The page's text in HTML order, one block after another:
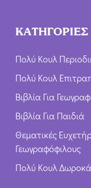
ΚΑΤΗΓΟΡΙΕΣ
Πολύ Κουλ
Πολύ Κουλ
Βιβλία Για
Βιβλία Για Παιδιά
Θεματικές
Γεωγραφόφιλους
Πολύ Κουλ